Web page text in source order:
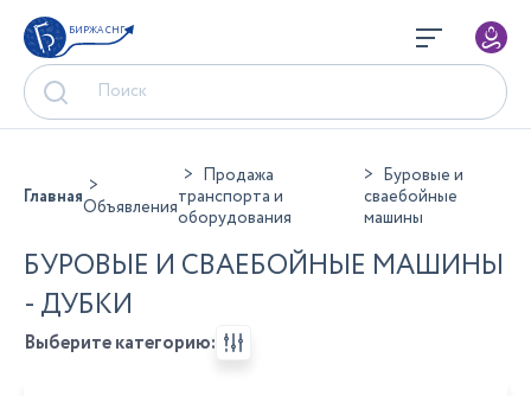
БИРЖА СНГ
ГлавнаяОбъявления
Продажа
транспорта и
оборудования
Буровые и
сваебойные
машины
БУРОВЫЕ И СВАЕБОЙНЫЕ МАШИНЫ
- ДУБКИ
Выберите категорию: